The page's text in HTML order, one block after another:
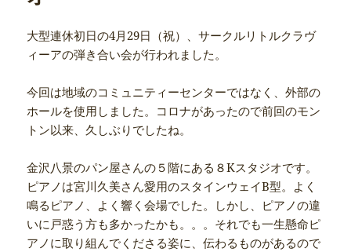
大型連休初日の4月29日（祝）、サークルリトルクラヴ
ィーアの弾き合い会が行われました。
今回は地域のコミュニティーセンターではなく、外部の
ホールを使用しました。コロナがあったので前回のモン
トン以来、久しぶりでしたね。
金沢八景のパン屋さんの５階にある８Kスタジオです。
ピアノは宮川久美さん愛用のスタインウェイB型。よく
鳴るピアノ、よく響く会場でした。しかし、ピアノの違
いに戸惑う方も多かったかも。。。それでも一生懸命ピ
アノに取り組んでくださる姿に、伝わるものがあるので